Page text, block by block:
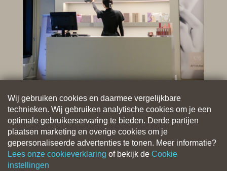
Wij gebruiken cookies en daarmee vergelijkbare
technieken. Wij gebruiken analytische cookies om je een
optimale gebruikerservaring te bieden. Derde partijen
plaatsen marketing en overige cookies om je
gepersonaliseerde advertenties te tonen. Meer informatie?
Lees onze cookieverklaring of bekijk de Cookie
instellingen